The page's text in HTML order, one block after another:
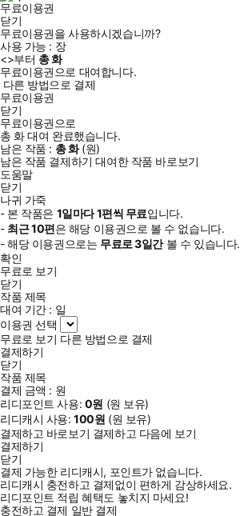
무료이용권
닫기
무료이용권을 사용하시겠습니까?
사용 가능 : 장
<>부터 총화
무료이용권으로 대여합니다.
다른 방법으로 결제
무료이용권
닫기
무료이용권으로
총화대여 완료했습니다.
남은 작품 : 총화(원)
남은 작품 결제하기 대여한 작품 바로보기
도움말
닫기
나귀 가죽
- 본 작품은 1일마다1편씩 무료입니다.
- 최근10편은 해당 이용권으로 볼 수 없습니다.
- 해당 이용권으로는 무료로3일간볼 수 있습니다.
확인
무료로 보기
닫기
작품 제목
대여 기간 : 일
이용권 선택
무료로 보기 다른 방법으로 결제
결제하기
닫기
작품 제목
결제 금액 : 원
리디포인트 사용: 0원 (원 보유)
리디캐시 사용:100원 (원 보유)
결제하고 바로보기 결제하고 다음에 보기
결제하기
닫기
결제 가능한 리디캐시, 포인트가 없습니다.
리디캐시 충전하고 결제없이 편하게 감상하세요.
리디포인트 적립 혜택도 놓치지 마세요!
충전하고 결제 일반 결제